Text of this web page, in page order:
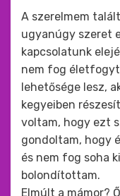
A szerelmem
ugyanúgy szeret
kapcsolatunk
nem fog
lehetősége lesz,
kegyeiben
voltam, hogy ezt
gondoltam, hogy
és nem fog soha
bolondítottam.
Elmúlt a mámor?